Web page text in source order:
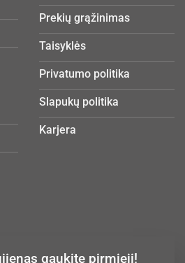
Prekių grąžinimas
Taisyklės
Privatumo politika
Slapukų politika
Karjera
gaukite pirmieji!